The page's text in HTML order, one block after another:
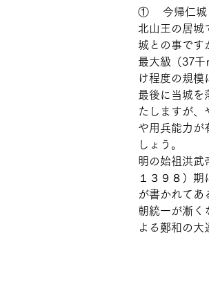
①    今帰仁城
北山王の居城
城との事です
最大級（37
け程度の規模
最後に当城を
たしますが、
や用兵能力が
しょう。
明の始祖洪武
１３９８）期
が書かれてあ
朝統一が漸く
よる鄭和の大